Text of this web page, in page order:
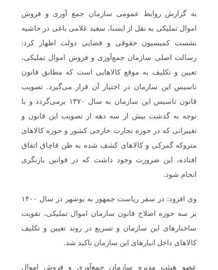
به گزارش روابط عمومی سازمان جمع آوری و فروش
اموال تملیکی به نقل از ایسنا، سعید غلامی باغی در حاشیه
نشست کمیسیون حقوقی و قضایی دولت اظهار کرد:
رسالت اصلی سازمان جمع‌آوری و فروش اموال تملیکی،
تعیین و تکلیف به موقع کالاهایی است که مطابق قانون
تاسیس این سازمان در اختیار آن قرار می‌گیرد. تصویب
قانون تاسیس این سازمان به سال ۱۳۷۰ برمی‌گردد و با
توجه به گذشت بیش از سه دهه از تصویب این قانون و
تغییراتی که در حوزه تجارت خارجی کشور و حوزه کالاهای
متروکه گمرکی و کالاهای کشف شده به ظن قاچاق اتفاق
افتاده، این ضرورت وجود داشت که در قوانین بازنگری
انجام شود.
وی افزود: در سفر ریاست جمهور به بوشهر در سال ۱۴۰۰
بر سه حوزه اصلاح قانون سازمان اموال تملیکی، تقویت
ساختارهای این سازمان و تسریع در روند تعیین و تکلیف
کالاهای داخل انبارهای این سازمان تاکید شد.
عضو هیئت مدیره سازمان جمع‌آوری و فروش اموال